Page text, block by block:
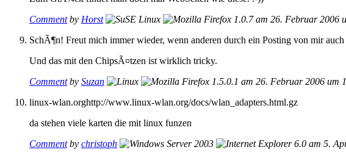
Commentby Horst
am 26. Februar 2006
SchÃ¶n! Freut mich immer wieder, wenn anderen durch ein Posting von mir
Und das mit den ChipsÃ¤tzen ist wirklich tricky.
Commentby Suzan
am 26. Februar 2006 um
linux-wlan.orghttp://www.linux-wlan.org/docs/wlan_adapters.html.gz
da stehen viele karten die mit linux funzen
Commentby christoph
am 5.